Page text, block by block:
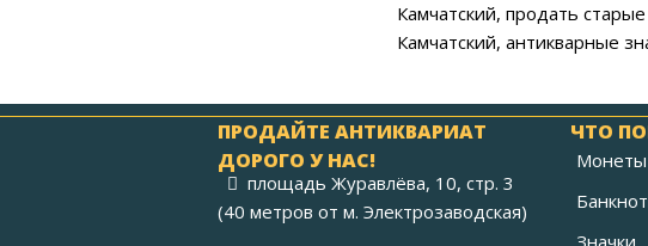
Камчатский, продать
Камчатский, антикварные
ПРОДАЙТЕ АНТИКВАРИАТ
ДОРОГО У НАС!
площадь Журавлёва, 10, стр. 3
(40 метров от м. Электрозаводская)
ЧТО
Монеты